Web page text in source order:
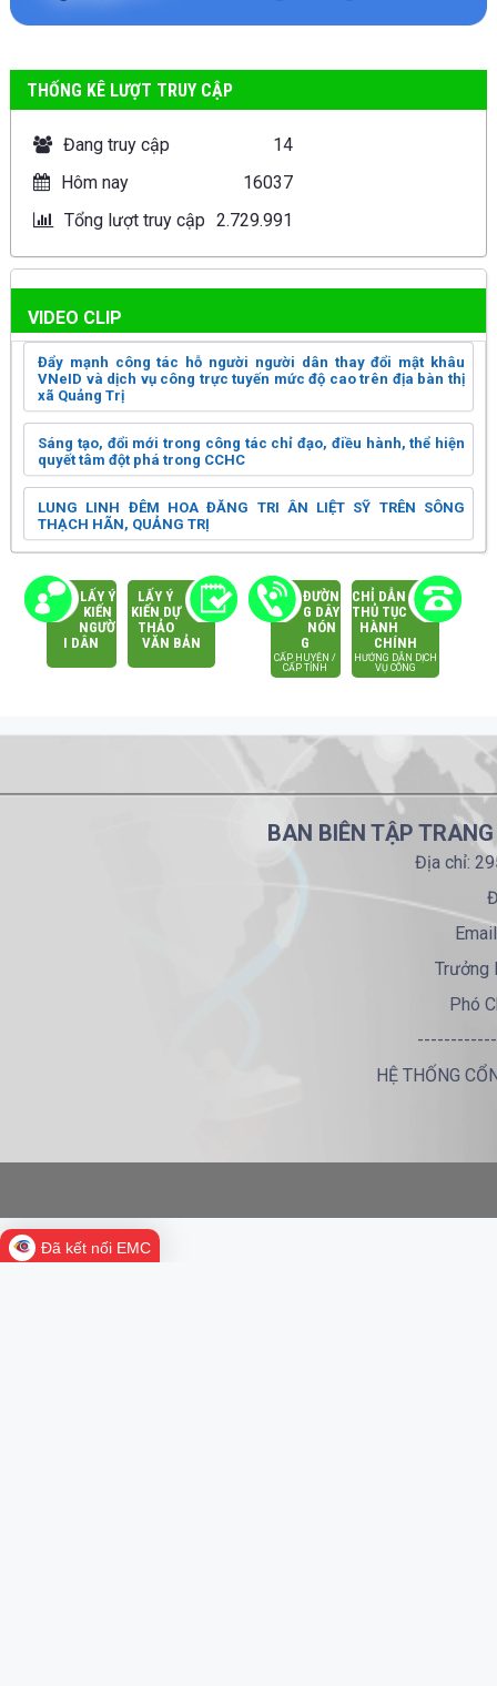
THỐNG KÊ LƯỢT TRUY CẬP
Đang truy cập
14
Hôm nay
16037
Tổng lượt truy cập 2.729.991
VIDEO CLIP
Đẩy mạnh công tác hỗ người người dân thay đổi mật khâu
VNeID và dịch vụ công trực tuyến mức độ cao trên địa bàn thị
xã Quảng Trị
Sáng tạo, đổi mới trong công tác chỉ đạo, điều hành, thể hiện
quyết tâm đột phá trong CCHC
LUNG LINH ĐÊM HOA ĐĂNG TRI ÂN LIỆT SỸ TRÊN SÔNG
THẠCH HÃN, QUẢNG TRỊ
LẤY Ý
KIẾN
NGƯỜ
I DÂN
LẤY Ý
KIẾN DỰ
THẢO
VĂN BẢN
ĐƯỜN
G DÂY
NÓN
G
CẤP HUYỆN /
CẤP TỈNH
CHỈ DẪN
THỦ TỤC
HÀNH
CHÍNH
HƯỚNG DẪN DỊCH
VỤ CÔNG
BAN BIÊN TẬP
Địa chỉ:
Trưởng
Phó
HỆ THỐNG
Đã kết nối EMC